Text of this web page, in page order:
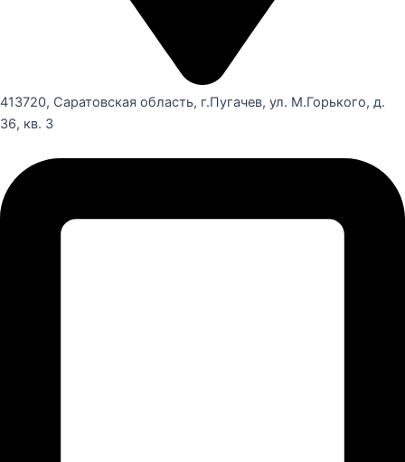
413720, Саратовская область, г.Пугачев, ул. М.Горького, д.
36, кв. 3